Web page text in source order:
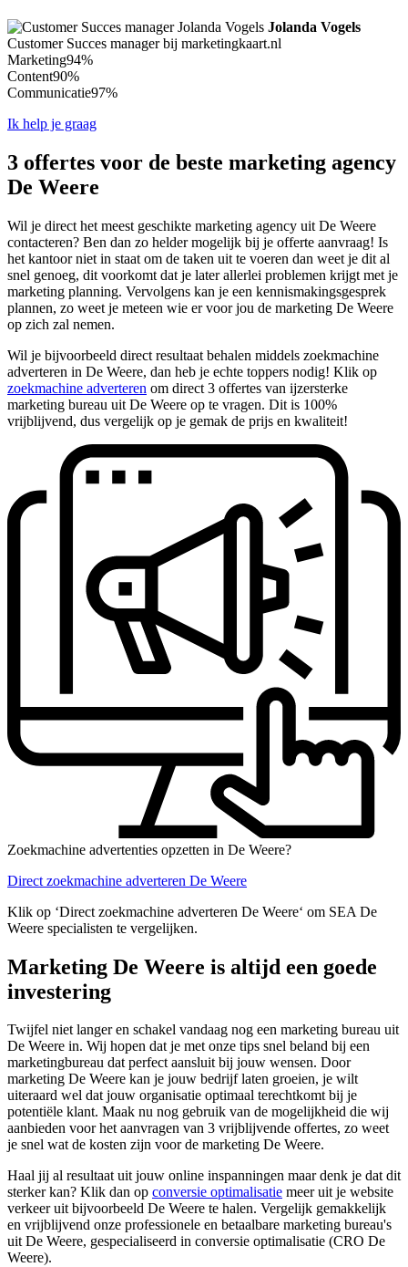
Jolanda Vogels
Customer Succes manager bij marketingkaart.nl
Marketing94%
Content90%
Communicatie97%
Ik help je graag
3 offertes voor de beste marketing agency
De Weere
Wil je direct het meest geschikte marketing agency uit De Weere
contacteren? Ben dan zo helder mogelijk bij je offerte aanvraag! Is
het kantoor niet in staat om de taken uit te voeren dan weet je dit al
snel genoeg, dit voorkomt dat je later allerlei problemen krijgt met je
marketing planning. Vervolgens kan je een kennismakingsgesprek
plannen, zo weet je meteen wie er voor jou de marketing De Weere
op zich zal nemen.
Wil je bijvoorbeeld direct resultaat behalen middels zoekmachine
adverteren in De Weere, dan heb je echte toppers nodig! Klik op
zoekmachine adverteren om direct 3 offertes van ijzersterke
marketing bureau uit De Weere op te vragen. Dit is 100%
vrijblijvend, dus vergelijk op je gemak de prijs en kwaliteit!
Zoekmachine advertenties opzetten in De Weere?
Direct zoekmachine adverteren De Weere
Klik op ‘Direct zoekmachine adverteren De Weere‘ om SEA De
Weere specialisten te vergelijken.
Marketing De Weere is altijd een goede
investering
Twijfel niet langer en schakel vandaag nog een marketing bureau uit
De Weere in. Wij hopen dat je met onze tips snel beland bij een
marketingbureau dat perfect aansluit bij jouw wensen. Door
marketing De Weere kan je jouw bedrijf laten groeien, je wilt
uiteraard wel dat jouw organisatie optimaal terechtkomt bij je
potentiële klant. Maak nu nog gebruik van de mogelijkheid die wij
aanbieden voor het aanvragen van 3 vrijblijvende offertes, zo weet
je snel wat de kosten zijn voor de marketing De Weere.
Haal jij al resultaat uit jouw online inspanningen maar denk je dat dit
sterker kan? Klik dan op conversie optimalisatie meer uit je website
verkeer uit bijvoorbeeld De Weere te halen. Vergelijk gemakkelijk
en vrijblijvend onze professionele en betaalbare marketing bureau's
uit De Weere, gespecialiseerd in conversie optimalisatie (CRO De
Weere).